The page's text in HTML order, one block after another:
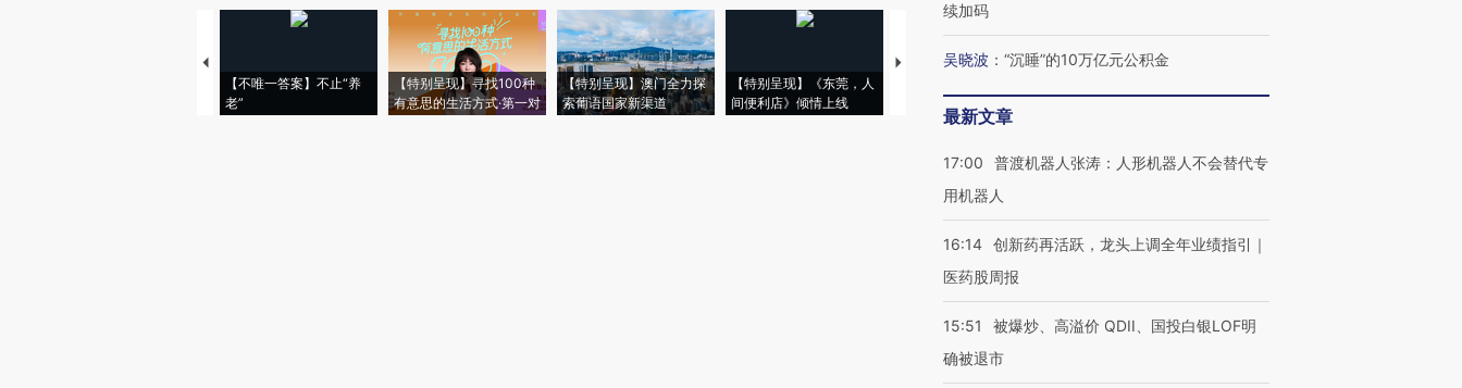
【不唯一答案】不止“养
老”
【特别呈现】寻找100种
有意思的生活方式·第一对
【特别呈现】澳门全力探
索葡语国家新渠道
【特别呈现】《东莞，人
间便利店》倾情上线
【推广】走进第四届链博
续加码
吴晓波 ： “沉睡”的10万亿元公积金
最新文章
17:00
普渡机器人张涛：人形机器人不会替代专
用机器人
16:14 创新药再活跃，龙头上调全年业绩指引｜
医药股周报
15:51
被爆炒、高溢价 QDII、国投白银LOF明
确被退市